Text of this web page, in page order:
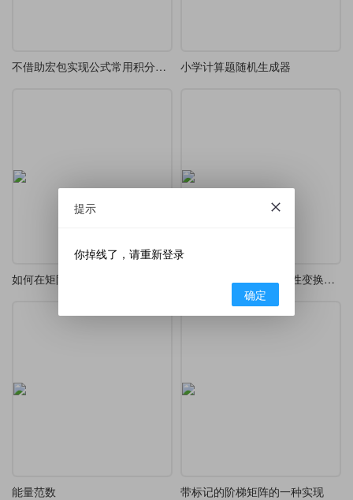
不借助宏包实现公式常用积分号直立显示 小学计算题随机生成器
定义一个数学公式里线性变换，矩阵变换常用的虚线箭头
能量范数 带标记的阶梯矩阵的一种实现
提示
你掉线了，请重新登录
确定